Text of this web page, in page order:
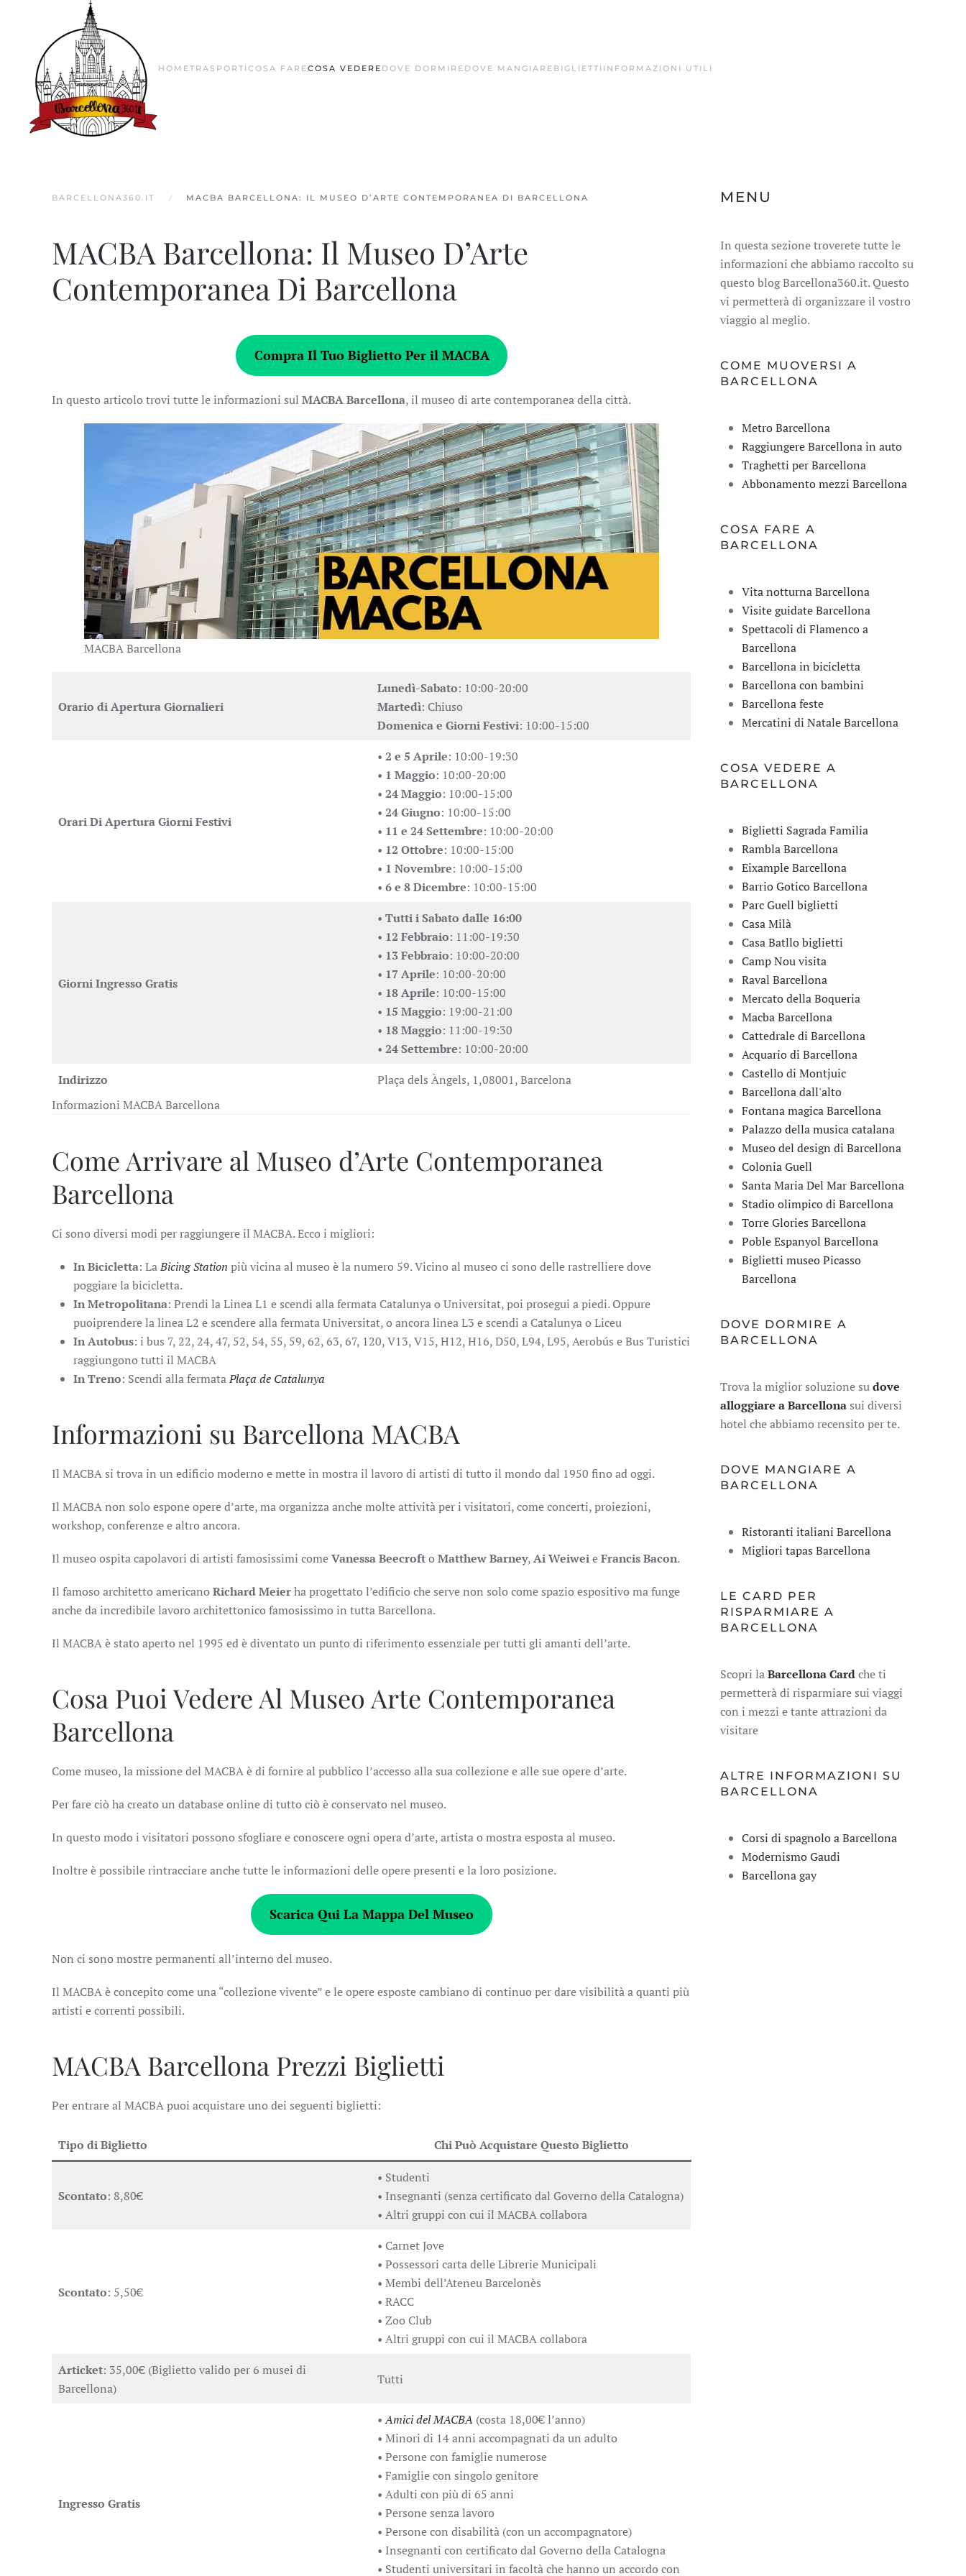
Skip to main content
HOMETRASPORTI COSA FARECOSA VEDERE DOVE DORMIRE DOVE MANGIARE BIGLIETTI INFORMAZIONI UTILI
BARCELLONA360.IT MACBA BARCELLONA: IL MUSEO D’ARTE CONTEMPORANEA DI BARCELLONA
MACBA Barcellona: Il Museo D’Arte
Contemporanea Di Barcellona
Compra Il Tuo Biglietto Per il MACBA
In questo articolo trovi tutte le informazioni sul MACBA Barcellona, il museo di arte contemporanea della città.
MACBA Barcellona
Orario di AperturaGiornalieri
Lunedì-Sabato: 10:00-20:00
Martedì: Chiuso
Domenica e Giorni Festivi: 10:00-15:00
Orari Di Apertura Giorni Festivi
• 2 e 5 Aprile: 10:00-19:30
• 1 Maggio: 10:00-20:00
• 24 Maggio: 10:00-15:00
• 24 Giugno: 10:00-15:00
• 11 e 24 Settembre: 10:00-20:00
• 12 Ottobre: 10:00-15:00
• 1 Novembre: 10:00-15:00
• 6 e 8 Dicembre: 10:00-15:00
Giorni Ingresso Gratis
• Tutti i Sabato dalle 16:00
• 12 Febbraio: 11:00-19:30
• 13 Febbraio: 10:00-20:00
• 17 Aprile: 10:00-20:00
• 18 Aprile: 10:00-15:00
• 15 Maggio: 19:00-21:00
• 18 Maggio: 11:00-19:30
• 24 Settembre: 10:00-20:00
Indirizzo
Plaça dels Àngels, 1,08001, Barcelona
Informazioni MACBA Barcellona
Come Arrivare al Museo d’Arte Contemporanea
Barcellona
Ci sono diversi modi per raggiungere il MACBA. Ecco i migliori:
In Bicicletta: LaBicing Station più vicina al museo è la numero 59. Vicino al museo ci sono delle rastrelliere dove
poggiare la bicicletta.
In Metropolitana: Prendi la Linea L1 e scendi alla fermata Catalunya o Universitat, poi prosegui a piedi. Oppure
puoiprendere la linea L2 e scendere alla fermata Universitat, o ancora linea L3 e scendi a Catalunya o Liceu
In Autobus: i bus 7, 22, 24, 47, 52, 54, 55, 59, 62, 63, 67, 120, V13, V15, H12, H16, D50, L94, L95, Aerobús e Bus Turistici
raggiungono tutti il MACBA
In Treno: Scendi alla fermataPlaça de Catalunya
Informazioni su Barcellona MACBA
Il MACBA si trova in un edificio moderno e mette in mostra il lavoro di artisti di tutto il mondo dal 1950 fino ad oggi.
Il MACBA non solo espone opere d’arte, ma organizza anche molte attività per i visitatori, come concerti, proiezioni,
workshop, conferenze e altro ancora.
Il museo ospita capolavori di artisti famosissimi comeVanessa Beecrofto Matthew Barney,Ai WeiweieFrancis Bacon.
Il famoso architetto americano Richard Meierha progettato l’edificio che serve non solo come spazio espositivo ma funge
anche da incredibile lavoro architettonico famosissimo in tutta Barcellona.
Il MACBA è stato aperto nel 1995 ed è diventato un punto di riferimento essenziale per tutti gli amanti dell’arte.
Cosa Puoi Vedere Al Museo Arte Contemporanea
Barcellona
Come museo, la missione del MACBA è di fornire al pubblico l’accesso alla sua collezione e alle sue opere d’arte.
Per fare ciò ha creato un database online di tutto ciò è conservato nel museo.
In questo modo i visitatori possono sfogliare e conoscere ogni opera d’arte, artista o mostra esposta al museo.
Inoltre è possibile rintracciare anche tutte le informazioni delle opere presenti e la loro posizione.
Scarica Qui La Mappa Del Museo
Non ci sono mostre permanenti all’interno del museo.
Il MACBA è concepito come una “collezione vivente” e le opere esposte cambiano di continuo per dare visibilità a quanti più
artisti e correnti possibili.
MACBA Barcellona Prezzi Biglietti
Per entrare al MACBA puoi acquistare uno dei seguenti biglietti:
Tipo di Biglietto Chi Può Acquistare Questo Biglietto
Scontato: 8,80€
• Studenti
• Insegnanti (senza certificato dal Governo della Catalogna)
• Altri gruppi con cui il MACBA collabora
Scontato: 5,50€
• Carnet Jove
• Possessori carta delle Librerie Municipali
• Membi dell’Ateneu Barcelonès
• RACC
• Zoo Club
• Altri gruppi con cui il MACBA collabora
Articket: 35,00€ (Biglietto valido per 6 musei di
Barcellona)
Tutti
Ingresso Gratis
•Amici del MACBA (costa 18,00€ l’anno)
• Minori di 14 anni accompagnati da un adulto
• Persone con famiglie numerose
• Famiglie con singolo genitore
• Adulti con più di 65 anni
• Persone senza lavoro
• Persone con disabilità (con un accompagnatore)
• Insegnanti con certificato dal Governo della Catalogna
• Studenti universitari in facoltà che hanno un accordo con
MENU
In questa sezione troverete tutte le
informazioni che abbiamo raccolto su
questo blog Barcellona360.it. Questo
vi permetterà di organizzare il vostro
viaggio al meglio.
COME MUOVERSI A
BARCELLONA
Metro Barcellona
Raggiungere Barcellona in auto
Traghetti per Barcellona
Abbonamento mezzi Barcellona
COSA FARE A
BARCELLONA
Vita notturna Barcellona
Visite guidate Barcellona
Spettacoli di Flamenco a
Barcellona
Barcellona in bicicletta
Barcellona con bambini
Barcellona feste
Mercatini di Natale Barcellona
COSA VEDERE A
BARCELLONA
Biglietti Sagrada Familia
Rambla Barcellona
Eixample Barcellona
Barrio Gotico Barcellona
Parc Guell biglietti
Casa Milà
Casa Batllo biglietti
Camp Nou visita
Raval Barcellona
Mercato della Boqueria
Macba Barcellona
Cattedrale di Barcellona
Acquario di Barcellona
Castello di Montjuic
Barcellona dall'alto
Fontana magica Barcellona
Palazzo della musica catalana
Museo del design di Barcellona
Colonia Guell
Santa Maria Del Mar Barcellona
Stadio olimpico di Barcellona
Torre Glories Barcellona
Poble Espanyol Barcellona
Biglietti museo Picasso
Barcellona
DOVE DORMIRE A
BARCELLONA
Trova la miglior soluzione sudove
alloggiare a Barcellona sui diversi
hotel che abbiamo recensito per te.
DOVE MANGIARE A
BARCELLONA
Ristoranti italiani Barcellona
Migliori tapas Barcellona
LE CARD PER
RISPARMIARE A
BARCELLONA
Scopri laBarcellona Cardche ti
permetterà di risparmiare sui viaggi
con i mezzi e tante attrazioni da
visitare
ALTRE INFORMAZIONI SU
BARCELLONA
Corsi di spagnolo a Barcellona
Modernismo Gaudi
Barcellona gay